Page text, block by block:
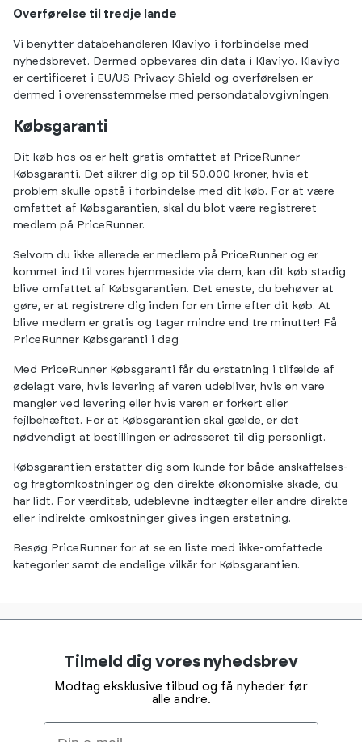
Overførelse til tredje lande
Vi benytter databehandleren Klaviyo i forbindelse med
nyhedsbrevet. Dermed opbevares din data i Klaviyo. Klaviyo
er certificeret i EU/US Privacy Shield og overførelsen er
dermed i overensstemmelse med persondatalovgivningen.
Købsgaranti
Dit køb hos os er helt gratis omfattet af PriceRunner
Købsgaranti. Det sikrer dig op til 50.000 kroner, hvis et
problem skulle opstå i forbindelse med dit køb. For at være
omfattet af Købsgarantien, skal du blot være registreret
medlem på PriceRunner.
Selvom du ikke allerede er medlem på PriceRunner og er
kommet ind til vores hjemmeside via dem, kan dit køb stadig
blive omfattet af Købsgarantien. Det eneste, du behøver at
gøre, er at registrere dig inden for en time efter dit køb. At
blive medlem er gratis og tager mindre end tre minutter! Få
PriceRunner Købsgaranti i dag
Med PriceRunner Købsgaranti får du erstatning i tilfælde af
ødelagt vare, hvis levering af varen udebliver, hvis en vare
mangler ved levering eller hvis varen er forkert eller
fejlbehæftet. For at Købsgarantien skal gælde, er det
nødvendigt at bestillingen er adresseret til dig personligt.
Købsgarantien erstatter dig som kunde for både anskaffelses-
og fragtomkostninger og den direkte økonomiske skade, du
har lidt. For værditab, udeblevne indtægter eller andre direkte
eller indirekte omkostninger gives ingen erstatning.
Besøg PriceRunner for at se en liste med ikke-omfattede
kategorier samt de endelige vilkår for Købsgarantien.
Tilmeld dig vores nyhedsbrev
Modtag eksklusive tilbud og få nyheder før
alle andre.
Email